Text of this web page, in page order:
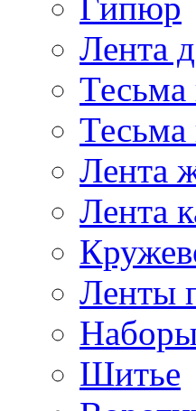
Лента
Тесьма
Тесьма
Лента
Лента
Ленты
Шитье